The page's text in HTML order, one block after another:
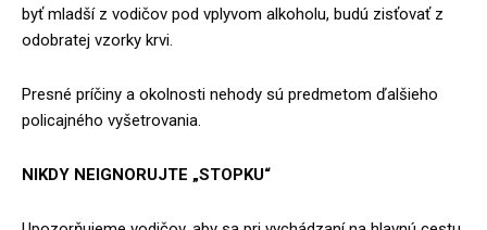
byť mladší z vodičov pod vplyvom alkoholu, budú zisťovať z
odobratej vzorky krvi.
Presné príčiny a okolnosti nehody sú predmetom ďalšieho
policajného vyšetrovania.
NIKDY NEIGNORUJTE „STOPKU“